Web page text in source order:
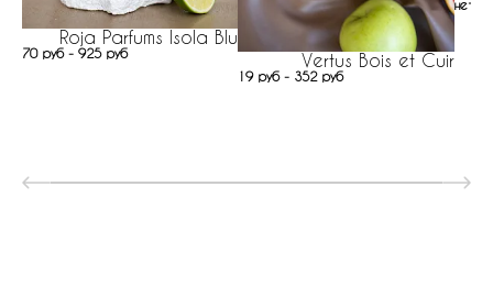
Roja Parfums Isola Blu
70 руб - 925 руб Vertus Bois et Cuir
19 руб - 352 руб
нет